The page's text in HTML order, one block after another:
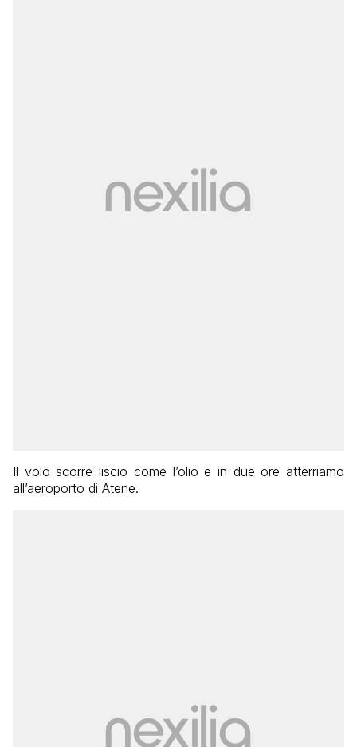
Il volo scorre liscio come l’olio e in due ore atterriamo
all’aeroporto di Atene.